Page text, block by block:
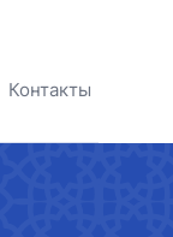
Контакты